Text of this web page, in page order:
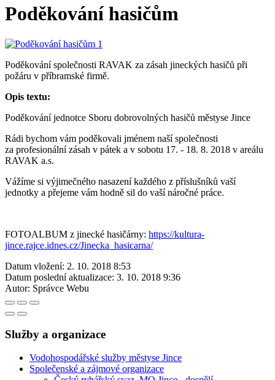
Poděkování hasičům
Poděkování společnosti RAVAK za zásah jineckých hasičů při
požáru v příbramské firmě.
Opis textu:
Poděkování jednotce Sboru dobrovolných hasičů městyse Jince
Rádi bychom vám poděkovali jménem naší společnosti
za profesionální zásah v pátek a v sobotu 17. - 18. 8. 2018 v areálu
RAVAK a.s.
Vážíme si výjimečného nasazení každého z příslušníků vaší
jednotky a přejeme vám hodně sil do vaší náročné práce.
FOTOALBUM z jinecké hasičárny: https://kultura-
jince.rajce.idnes.cz/Jinecka_hasicarna/
Datum vložení: 2. 10. 2018 8:53
Datum poslední aktualizace: 3. 10. 2018 9:36
Autor: Správce Webu
Služby a organizace
Vodohospodářské služby městyse Jince
Společenské a zájmové organizace